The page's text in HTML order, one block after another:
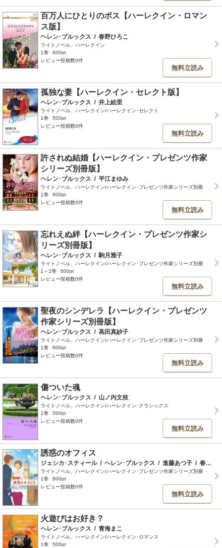
百万人にひとりのボス【ハーレクイン・ロマン
ス版】
ヘレン･ブルックス / 春野ひろこ
ライトノベル、ハーレクイン
1巻
600pt
レビュー投稿数0件
無料立読み
孤独な妻【ハーレクイン・セレクト版】
ヘレン･ブルックス / 井上絵里
ライトノベル、ハーレクイン/ハーレクイン･セレクト
1巻
500pt
レビュー投稿数0件
無料立読み
許されぬ結婚【ハーレクイン・プレゼンツ作家
シリーズ別冊版】
ヘレン･ブルックス / 平江まゆみ
ライトノベル、ハーレクイン/ハーレクイン･プレゼンツ作家シリーズ別冊
1巻
600pt
レビュー投稿数0件
無料立読み
忘れえぬ絆【ハーレクイン・プレゼンツ作家シ
リーズ別冊版】
ヘレン･ブルックス / 駒月雅子
ライトノベル、ハーレクイン/ハーレクイン･プレゼンツ作家シリーズ別冊
1～2巻
600pt
レビュー投稿数0件
無料立読み
聖夜のシンデレラ【ハーレクイン・プレゼンツ
作家シリーズ別冊版】
ヘレン･ブルックス / 高田真紗子
ライトノベル、ハーレクイン/ハーレクイン･プレゼンツ作家シリーズ別冊
1巻
600pt
レビュー投稿数0件
無料立読み
傷ついた魂
ヘレン･ブルックス / 山ノ内文枝
ライトノベル、ハーレクイン/ハーレクイン･クラシックス
1巻
500pt
レビュー投稿数0件
無料立読み
誘惑のオフィス
ジェシカ･スティール / ヘレン･ブルックス / 進藤あつ子 / 春野ひろこ
ライトノベル、ハーレクイン/ハーレクイン･プレゼンツ作家シリーズ別冊
1巻
800pt
レビュー投稿数0件
無料立読み
火遊びはお好き？
ヘレン･ブルックス / 青海まこ
ライトノベル、ハーレクイン/ハーレクイン･ロマンス
1巻
500pt